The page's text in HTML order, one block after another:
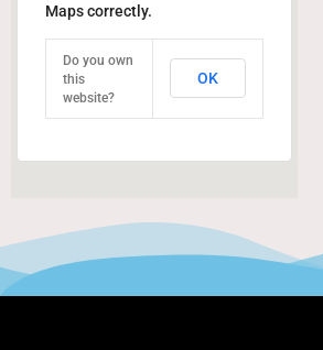
Maps correctly.
Do you own
this
website?
OK